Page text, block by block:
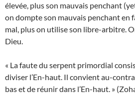
élevée, plus son mauvais penchant
on dompte son mauvais penchant en
mal, plus on utilise son libre-arbitre.
Dieu.
« La faute du serpent primordial
diviser l’En-haut. Il convient au-
bas et de réunir dans l’En-haut. »